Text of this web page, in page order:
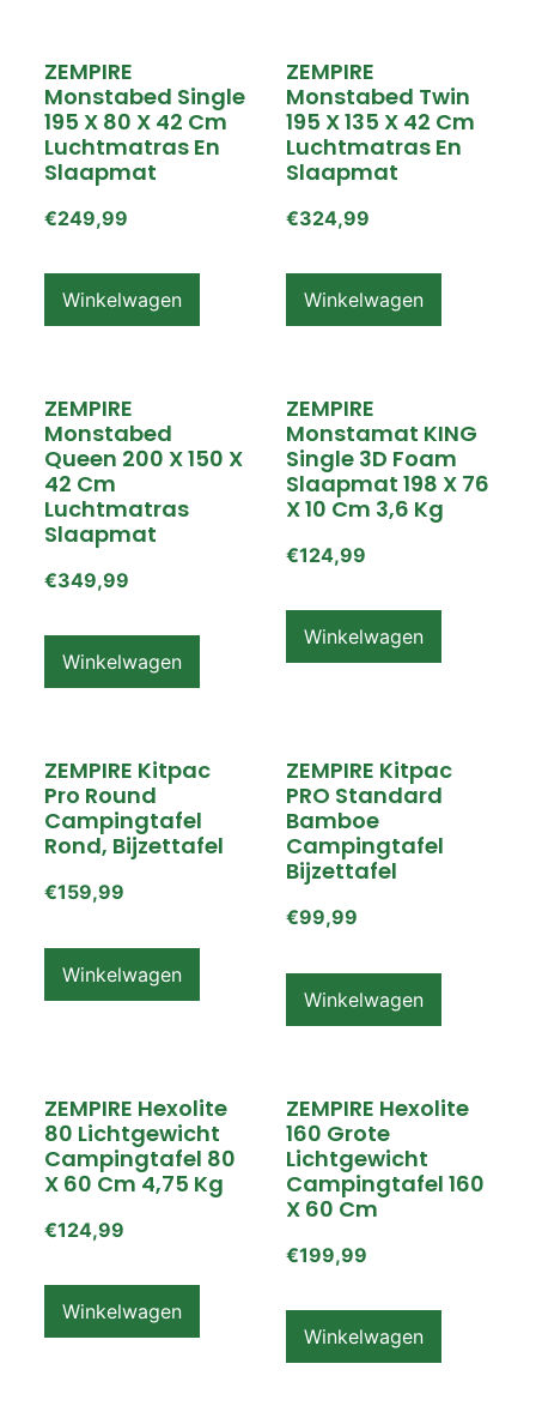
ZEMPIRE
Monstabed Single
195 X 80 X 42 Cm
Luchtmatras En
Slaapmat
€249,99
Winkelwagen
ZEMPIRE
Monstabed Twin
195 X 135 X 42 Cm
Luchtmatras En
Slaapmat
€324,99
Winkelwagen
ZEMPIRE
Monstabed
Queen 200 X 150 X
42 Cm
Luchtmatras
Slaapmat
€349,99
Winkelwagen
ZEMPIRE
Monstamat KING
Single 3D Foam
Slaapmat 198 X 76
X 10 Cm 3,6 Kg
€124,99
Winkelwagen
ZEMPIRE Kitpac
Pro Round
Campingtafel
Rond, Bijzettafel
€159,99
Winkelwagen
ZEMPIRE Kitpac
PRO Standard
Bamboe
Campingtafel
Bijzettafel
€99,99
Winkelwagen
ZEMPIRE Hexolite
80 Lichtgewicht
Campingtafel 80
X 60 Cm 4,75 Kg
€124,99
Winkelwagen
ZEMPIRE Hexolite
160 Grote
Lichtgewicht
Campingtafel 160
X 60 Cm
€199,99
Winkelwagen